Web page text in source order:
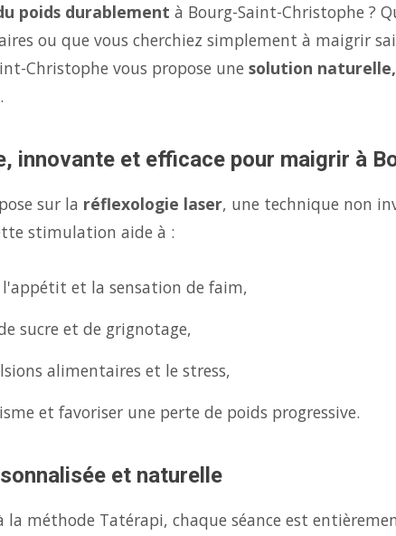
poids durablement à Bourg-Saint-Christophe ?
ou que vous cherchiez simplement à maigrir
Christophe vous propose une solution
.
innovante et efficace pour maigrir à
sur la réflexologie laser, une technique non
stimulation aide à :
et la sensation de faim,
sucre et de grignotage,
alimentaires et le stress,
et favoriser une perte de poids progressive.
et naturelle
méthode Tatérapi, chaque séance est